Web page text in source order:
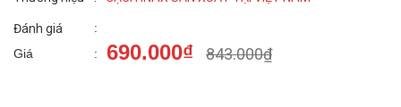
Đánh giá
:
Giá
: 690.000₫ 843.000₫